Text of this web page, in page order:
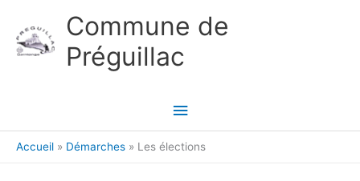
Commune de
Préguillac
Menu
principal
Accueil Démarches Les élections